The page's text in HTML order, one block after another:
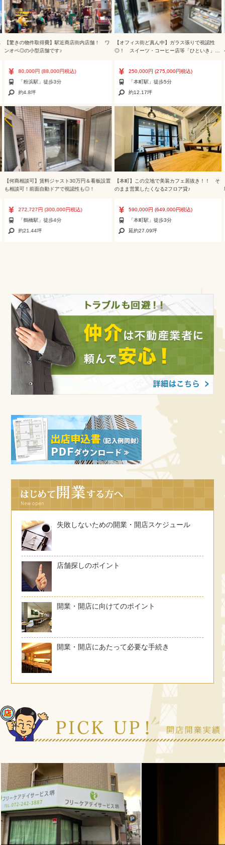
【驚きの物件取得費】駅近商店街内店舗！ ワ
ンオペ◎の小型店舗です♪
80,000円(88,000円税込)
「粉浜駅」徒歩3分
約4.8坪
【何商相談可】賃料ジャスト30万円＆看板設置
も相談可！前面自動ドアで視認性も◎！
272,727円(300,000円税込)
「鶴橋駅」徒歩4分
約21.44坪
【オフィス街ど真ん中】ガラス張りで視認性
◎！ スイーツ・コーヒー店等「ひといき」の
250,000円 (275,000円税込)
「本町駅」徒歩5分
約12.17坪
【本町】この立地で美装カフェ居抜き！！ そ
のまま営業したくなる2フロア貸♪
590,000円 (649,000円税込)
「本町駅」徒歩3分
延約27.09坪
失敗しないための開業・開店スケジュール
店舗探しのポイント
開業・開店に向けてのポイント
開業・開店にあたって必要な手続き